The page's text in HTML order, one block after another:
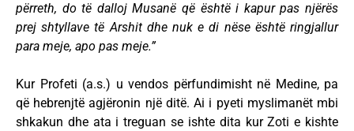
përreth, do të dalloj Musanë që është i kapur pas njërës
prej shtyllave të Arshit dhe nuk e di nëse është ringjallur
para meje, apo pas meje.”
Kur Profeti (a.s.) u vendos përfundimisht në Medine, pa
që hebrenjtë agjëronin një ditë. Ai i pyeti myslimanët mbi
shkakun dhe ata i treguan se ishte dita kur Zoti e kishte